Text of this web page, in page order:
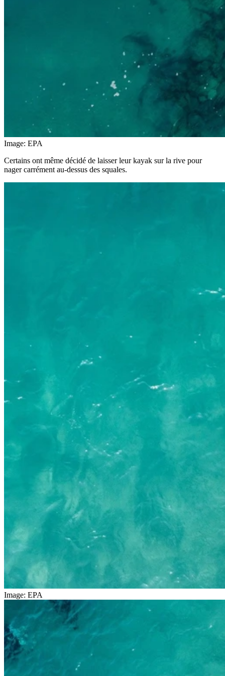
Image: EPA
Certains ont même décidé de laisser leur kayak sur la rive pour
nager carrément au-dessus des squales.
Image: EPA